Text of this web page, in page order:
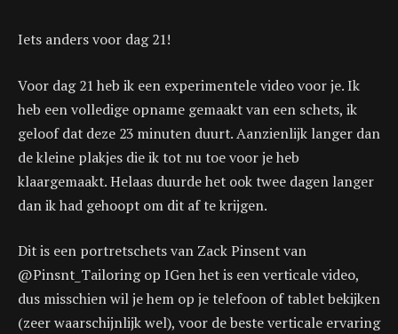
Iets anders voor dag 21!
Voor dag 21 heb ik een experimentele video voor je. Ik
heb een volledige opname gemaakt van een schets, ik
geloof dat deze 23 minuten duurt. Aanzienlijk langer dan
de kleine plakjes die ik tot nu toe voor je heb
klaargemaakt. Helaas duurde het ook twee dagen langer
dan ik had gehoopt om dit af te krijgen.
Dit is een portretschets van Zack Pinsent van
@Pinsnt_Tailoring op IGen het is een verticale video,
dus misschien wil je hem op je telefoon of tablet bekijken
(zeer waarschijnlijk wel), voor de beste verticale ervaring